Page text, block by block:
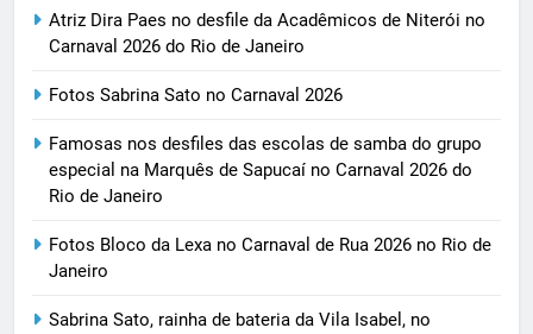
Atriz Dira Paes no desfile da Acadêmicos de Niterói no
Carnaval 2026 do Rio de Janeiro
Fotos Sabrina Sato no Carnaval 2026
Famosas nos desfiles das escolas de samba do grupo
especial na Marquês de Sapucaí no Carnaval 2026 do
Rio de Janeiro
Fotos Bloco da Lexa no Carnaval de Rua 2026 no Rio de
Janeiro
Sabrina Sato, rainha de bateria da Vila Isabel, no